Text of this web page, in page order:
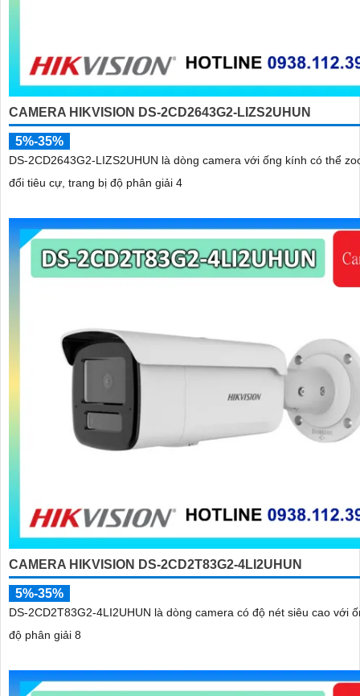
CAMERA HIKVISION DS-2CD2643G2-LIZS2UHUN
5%-35%
DS-2CD2643G2-LIZS2UHUN là dòng camera với ống kính có thể
đổi tiêu cự, trang bị độ phân giải 4
CAMERA HIKVISION DS-2CD2T83G2-4LI2UHUN
5%-35%
DS-2CD2T83G2-4LI2UHUN là dòng camera có độ nét siêu cao với
độ phân giải 8